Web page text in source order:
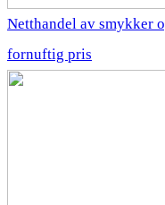
Netthandel av smykker
fornuftig pris